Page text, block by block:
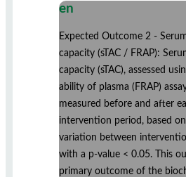
en
Expected Outcome 2 -
capacity (sTAC / FRAP):
capacity (sTAC), assessed
ability of plasma (FRAP)
measured before and after
intervention period, based
variation between
with a p-value < 0.05. This
primary outcome of the